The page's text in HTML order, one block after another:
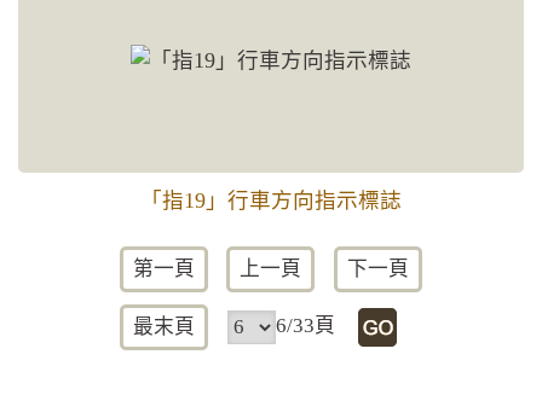
「指19」行車方向指示標誌
第一頁 上一頁 下一頁
最末頁 6/33頁